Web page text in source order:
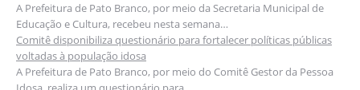
A Prefeitura de Pato Branco, por meio da Secretaria Municipal de
Educação e Cultura, recebeu nesta semana…
Comitê disponibiliza questionário para fortalecer políticas públicas
voltadas à população idosa
A Prefeitura de Pato Branco, por meio do Comitê Gestor da Pessoa